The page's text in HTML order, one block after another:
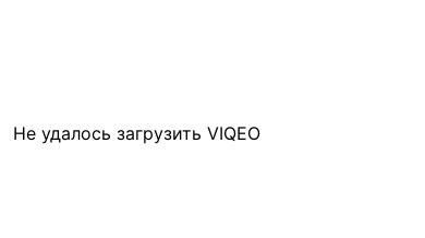
Не удалось загрузить VIQEO